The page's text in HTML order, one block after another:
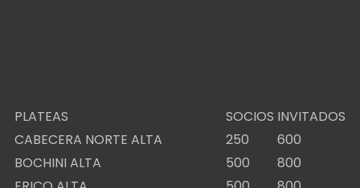
PLATEAS SOCIOS INVITADOS
CABECERA NORTE ALTA
250
600
BOCHINI ALTA
500
800